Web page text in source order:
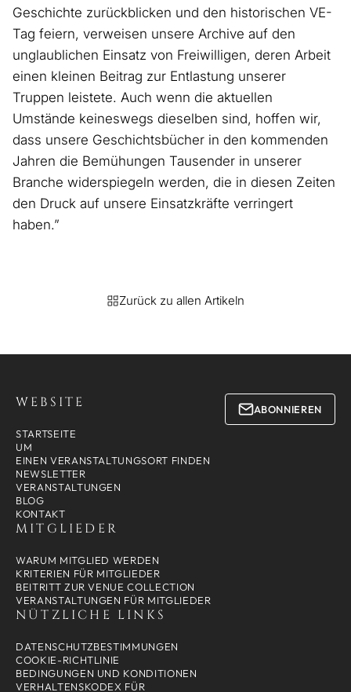
Geschichte zurückblicken und den historischen VE-
Tag feiern, verweisen unsere Archive auf den
unglaublichen Einsatz von Freiwilligen, deren Arbeit
einen kleinen Beitrag zur Entlastung unserer
Truppen leistete. Auch wenn die aktuellen
Umstände keineswegs dieselben sind, hoffen wir,
dass unsere Geschichtsbücher in den kommenden
Jahren die Bemühungen Tausender in unserer
Branche widerspiegeln werden, die in diesen Zeiten
den Druck auf unsere Einsatzkräfte verringert
haben.”
Zurück zu allen Artikeln
WEBSITE
STARTSEITE
UM
EINEN VERANSTALTUNGSORT FINDEN
NEWSLETTER
VERANSTALTUNGEN
BLOG
KONTAKT
MITGLIEDER
WARUM MITGLIED WERDEN
KRITERIEN FÜR MITGLIEDER
BEITRITT ZUR VENUE COLLECTION
VERANSTALTUNGEN FÜR MITGLIEDER
NÜTZLICHE LINKS
DATENSCHUTZBESTIMMUNGEN
COOKIE-RICHTLINIE
BEDINGUNGEN UND KONDITIONEN
VERHALTENSKODEX FÜR
ABONNIEREN